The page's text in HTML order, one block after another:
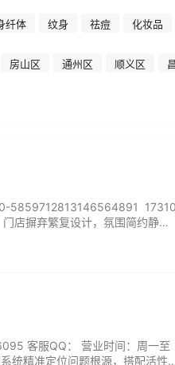
纤体 纹身 祛痘 化妆品
房山区 通州区 顺义区
5859712813146564891 17310
店摒弃繁复设计，氛围简约静
客服QQ： 营业时间：周一至
统精准定位问题根源，搭配活性